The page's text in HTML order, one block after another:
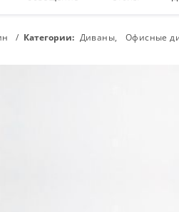
Категории: Диваны Офисные